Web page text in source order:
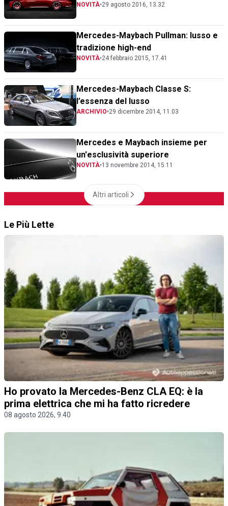
NOVITÀ•29 agosto 2016, 13.32
Mercedes-Maybach Pullman: lusso e
tradizione high-end
NOVITÀ•24 febbraio 2015, 17.41
Mercedes-Maybach Classe S:
l’essenza del lusso
ARCHIVIO•29 dicembre 2014, 11.03
Mercedes e Maybach insieme per
un'esclusività superiore
NOVITÀ•13 novembre 2014, 15.11
Altri articoli
Le Più Lette
Ho provato la Mercedes-Benz CLA EQ: è la
prima elettrica che mi ha fatto ricredere
08 agosto 2026, 9.40